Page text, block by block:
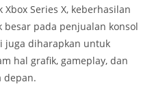
Series X, keberhasilan
besar pada penjualan konsol
juga diharapkan untuk
hal grafik, gameplay, dan
depan.